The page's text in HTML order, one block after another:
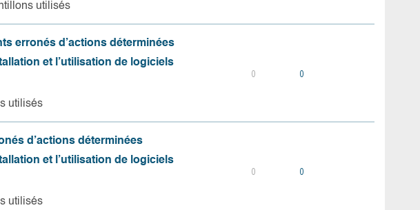
utilisés
erronés d’actions déterminées
et l’utilisation de logiciels
utilisés
0 0
d’actions déterminées
et l’utilisation de logiciels
utilisés
0 0